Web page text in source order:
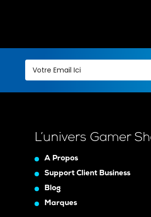
L’univers Gamer
A Propos
Support Client Business
Blog
Marques